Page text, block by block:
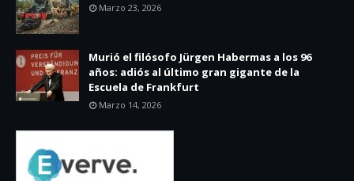
Marzo 23, 2026
Murió el filósofo Jürgen Habermas a los 96
años: adiós al último gran gigante de la
Escuela de Frankfurt
Marzo 14, 2026